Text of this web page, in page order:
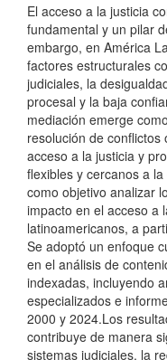
El acceso a la justicia
fundamental y un pilar
embargo, en América
factores estructurales
judiciales, la
procesal y la baja
mediación emerge
resolución de
acceso a la justicia y
flexibles y cercanos a
como objetivo analizar
impacto en el acceso a
latinoamericanos, a
Se adoptó un enfoque
en el análisis de
indexadas, incluyendo
especializados e
2000 y 2024.Los
contribuye de manera
sistemas judiciales, la